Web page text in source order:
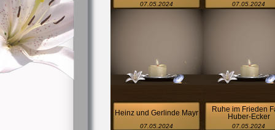
07.05.2024 07.05.2024
Heinz und Gerlinde Mayr
07.05.2024
Ruhe im Frieden
Huber-Ecker
07.05.2024